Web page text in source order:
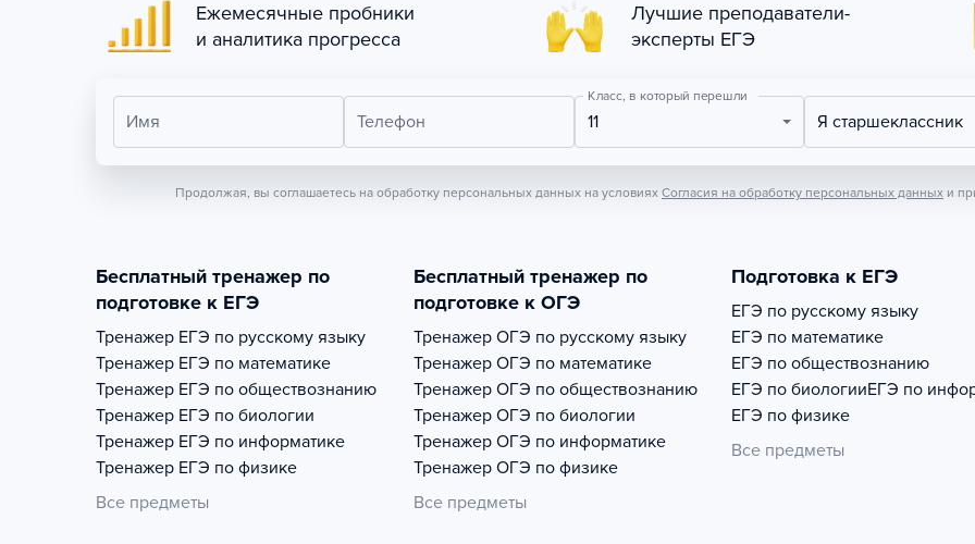
Ежемесячные пробники
и аналитика прогресса
Лучшие преподаватели-
эксперты ЕГЭ
Имя Телефон
Класс, в который перешли
11 Я старшеклассник
Продолжая, вы соглашаетесь на обработку персональных данных на условиях Согласия на обработку персональных данных и
Бесплатный тренажер по
подготовке к ЕГЭ
Тренажер ЕГЭ по русскому языку
Тренажер ЕГЭ по математике
Тренажер ЕГЭ по обществознанию
Тренажер ЕГЭ по биологии
Тренажер ЕГЭ по информатике
Тренажер ЕГЭ по физике
Все предметы
Бесплатный тренажер по
подготовке к ОГЭ
Тренажер ОГЭ по русскому языку
Тренажер ОГЭ по математике
Тренажер ОГЭ по обществознанию
Тренажер ОГЭ по биологии
Тренажер ОГЭ по информатике
Тренажер ОГЭ по физике
Все предметы
Подготовка к ЕГЭ
ЕГЭ по русскому языку
ЕГЭ по математике
ЕГЭ по обществознанию
ЕГЭ по биологииЕГЭ по
ЕГЭ по физике
Все предметы